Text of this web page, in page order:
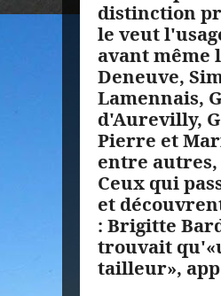
distinction
le veut
avant même
Deneuve,
Lamennais,
d'Aurevilly,
Pierre et
entre
Ceux qui
et
: Brigitte
trouvait
tailleur»,